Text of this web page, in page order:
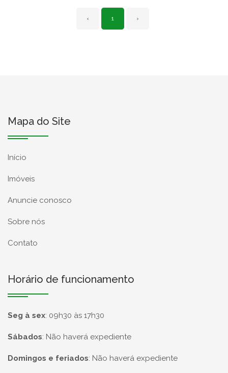
‹ 1 ›
Mapa do Site
Início
Imóveis
Anuncie conosco
Sobre nós
Contato
Horário de funcionamento
Seg à sex: 09h30 às 17h30
Sábados: Não haverá expediente
Domingos e feriados: Não haverá expediente